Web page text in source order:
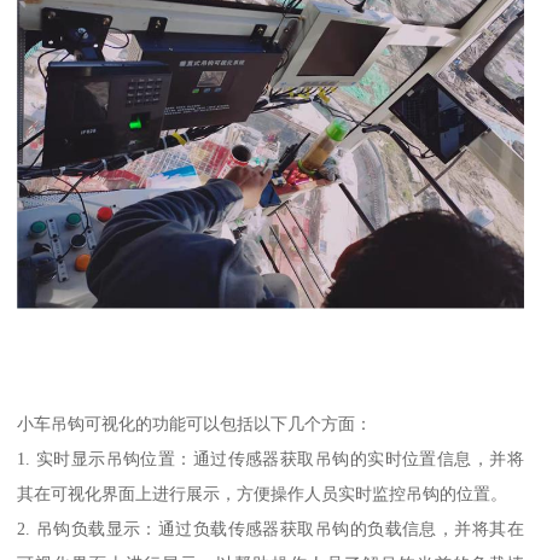
小车吊钩可视化的功能可以包括以下几个方面：
1. 实时显示吊钩位置：通过传感器获取吊钩的实时位置信息，并将
其在可视化界面上进行展示，方便操作人员实时监控吊钩的位置。
2. 吊钩负载显示：通过负载传感器获取吊钩的负载信息，并将其在